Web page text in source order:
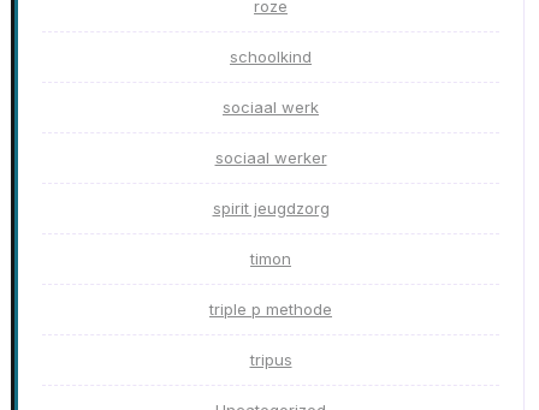
roze
schoolkind
sociaal werk
sociaal werker
spirit jeugdzorg
timon
triple p methode
tripus